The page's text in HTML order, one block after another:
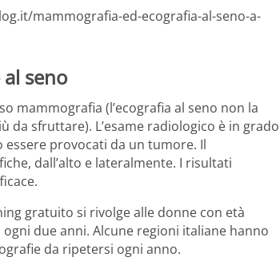
mammografia-ed-ecografia-al-seno-a-
seno
mammografia (l’ecografia al seno non la
sfruttare). L’esame radiologico è in grado
provocati da un tumore. Il
dall’alto e lateralmente. I risultati
gratuito si rivolge alle donne con età
due anni. Alcune regioni italiane hanno
da ripetersi ogni anno.